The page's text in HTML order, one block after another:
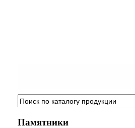
Памятники